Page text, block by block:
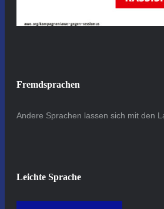
Fremdsprachen
Andere Sprachen lassen sich mit den
Leichte Sprache